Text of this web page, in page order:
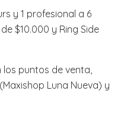
y 1 profesional a 6
$10.000 y Ring Side
puntos de venta,
Luna Nueva) y